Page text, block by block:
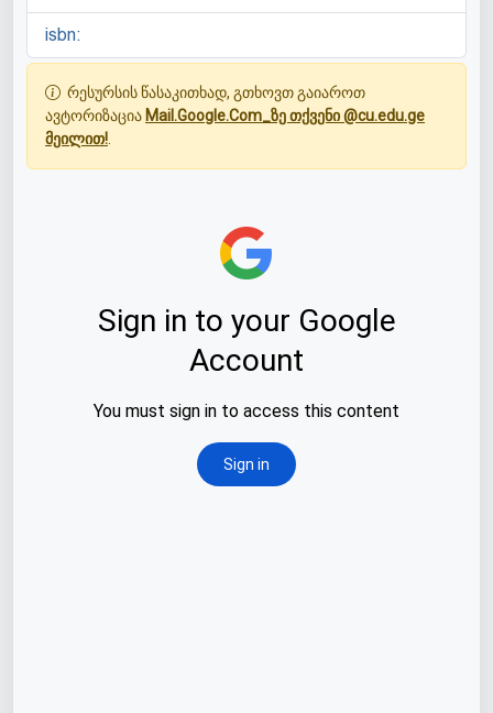
isbn:
რესურსის წასაკითხად, გთხოვთ გაიაროთ
ავტორიზაცია Mail.Google.Com_ზე თქვენი @cu.edu.ge
მეილით!